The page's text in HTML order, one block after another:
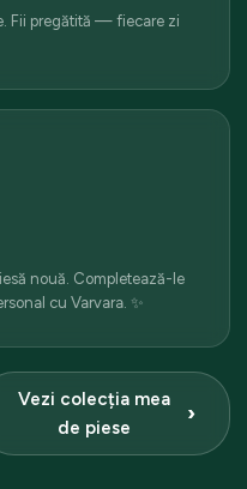
Fii pregătită — fiecare zi
nouă. Completează-le
cu Varvara. ✨
Vezi colecția mea
de piese